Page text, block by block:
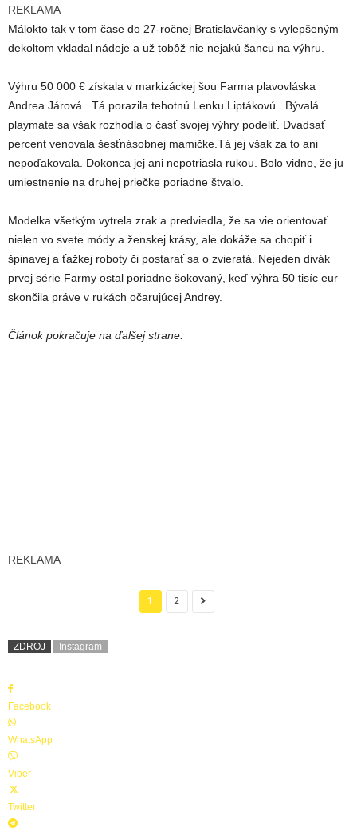
REKLAMA
Málokto tak v tom čase do 27-ročnej Bratislavčanky s vylepšeným
dekoltom vkladal nádeje a už tobôž nie nejakú šancu na výhru.
Výhru 50 000 € získala v markizáckej šou Farma plavovláska
Andrea Járová . Tá porazila tehotnú Lenku Liptákovú . Bývalá
playmate sa však rozhodla o časť svojej výhry podeliť. Dvadsať
percent venovala šesťnásobnej mamičke.Tá jej však za to ani
nepoďakovala. Dokonca jej ani nepotriasla rukou. Bolo vidno, že ju
umiestnenie na druhej priečke poriadne štvalo.
Modelka všetkým vytrela zrak a predviedla, že sa vie orientovať
nielen vo svete módy a ženskej krásy, ale dokáže sa chopiť i
špinavej a ťažkej roboty či postarať sa o zvieratá. Nejeden divák
prvej série Farmy ostal poriadne šokovaný, keď výhra 50 tisíc eur
skončila práve v rukách očarujúcej Andrey.
Článok pokračuje na ďalšej strane.
REKLAMA
1 2
ZDROJ Instagram
Facebook
WhatsApp
Viber
Twitter